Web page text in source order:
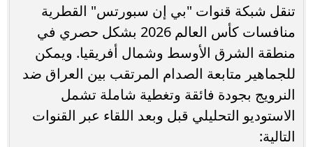
تنقل شبكة قنوات "بي إن سبورتس" القطرية
منافسات كأس العالم 2026 بشكل حصري في
منطقة الشرق الأوسط وشمال أفريقيا. ويمكن
للجماهير متابعة الصدام المرتقب بين العراق ضد
النرويج بجودة فائقة وتغطية شاملة تشمل
الاستوديو التحليلي قبل وبعد اللقاء عبر القنوات
التالية: